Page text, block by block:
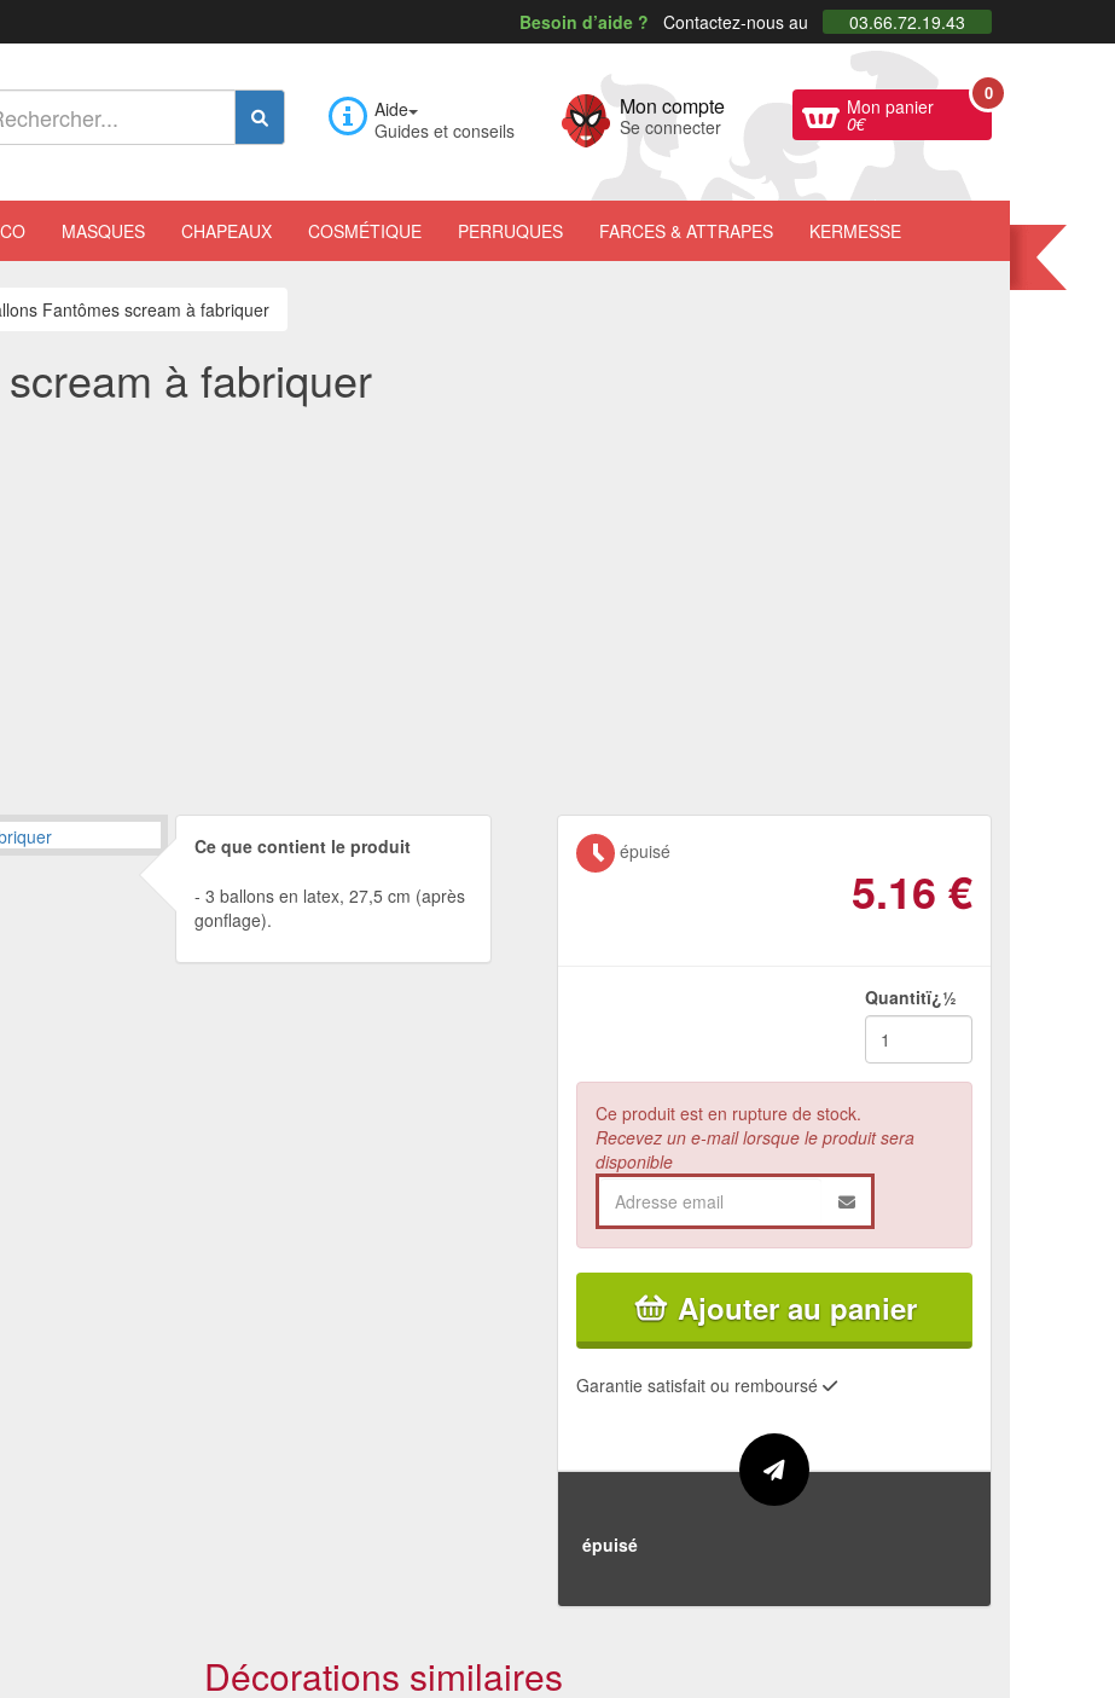
Besoin d’aide ? Contactez-nous au 03.66.72.19.43
Aide
Guides et conseils
Mon compte
Se connecter
Mon panier
0€
0
MASQUES CHAPEAUX COSMÉTIQUE PERRUQUES FARCES & ATTRAPES KERMESSE
Fantômes scream à fabriquer
à fabriquer
Ce que contient le produit
3 ballons en latex, 27,5 cm (après
gonflage).
épuisé
5.16 €
Quantitï¿½
Ce produit est en rupture de stock.
Recevez un e-mail lorsque le produit sera
disponible
Ajouter au panier
Garantie satisfait ou remboursé
épuisé
Décorations similaires